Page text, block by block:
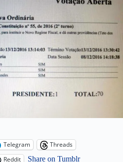
Telegram
Threads
Reddit Share on Tumblr